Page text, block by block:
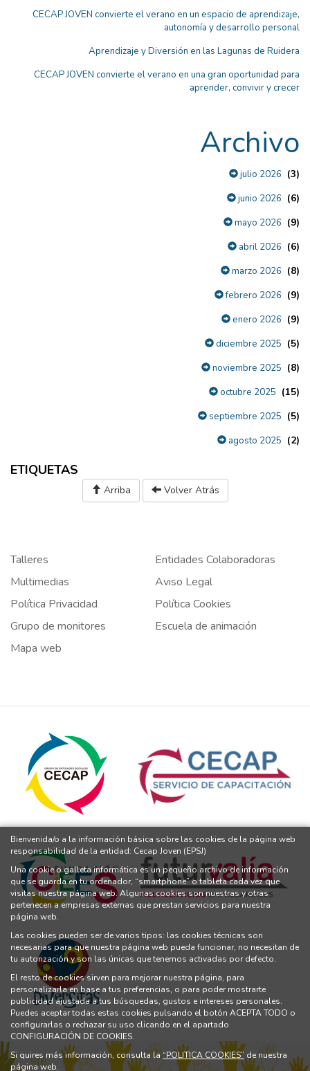
CECAP JOVEN convierte el verano en un espacio de aprendizaje,
autonomía y desarrollo personal
Aprendizaje y Diversión en las Lagunas de Ruidera
CECAP JOVEN convierte el verano en una gran oportunidad para
aprender, convivir y crecer
Archivo
julio 2026 (3)
junio 2026 (6)
mayo 2026 (9)
abril 2026 (6)
marzo 2026 (8)
febrero 2026 (9)
enero 2026 (9)
diciembre 2025 (5)
noviembre 2025 (8)
octubre 2025 (15)
septiembre 2025 (5)
agosto 2025 (2)
ETIQUETAS
Arriba Volver Atrás
Talleres
Entidades Colaboradoras
Multimedias
Aviso Legal
Política Privacidad
Política Cookies
Grupo de monitores
Escuela de animación
Mapa web
Bienvenida/o a la información básica sobre las cookies de la página web
responsabilidad de la entidad: Cecap Joven (EPSJ)
Una cookie o galleta informática es un pequeño archivo de información
que se guarda en tu ordenador, “smartphone” o tableta cada vez que
visitas nuestra página web. Algunas cookies son nuestras y otras
pertenecen a empresas externas que prestan servicios para nuestra
página web.
Las cookies pueden ser de varios tipos: las cookies técnicas son
necesarias para que nuestra página web pueda funcionar, no necesitan de
tu autorización y son las únicas que tenemos activadas por defecto.
El resto de cookies sirven para mejorar nuestra página, para
personalizarla en base a tus preferencias, o para poder mostrarte
publicidad ajustada a tus búsquedas, gustos e intereses personales.
Puedes aceptar todas estas cookies pulsando el botón ACEPTA TODO o
configurarlas o rechazar su uso clicando en el apartado
CONFIGURACIÓN DE COOKIES.
Si quires más información, consulta la“POLITICA COOKIES” de nuestra
página web.